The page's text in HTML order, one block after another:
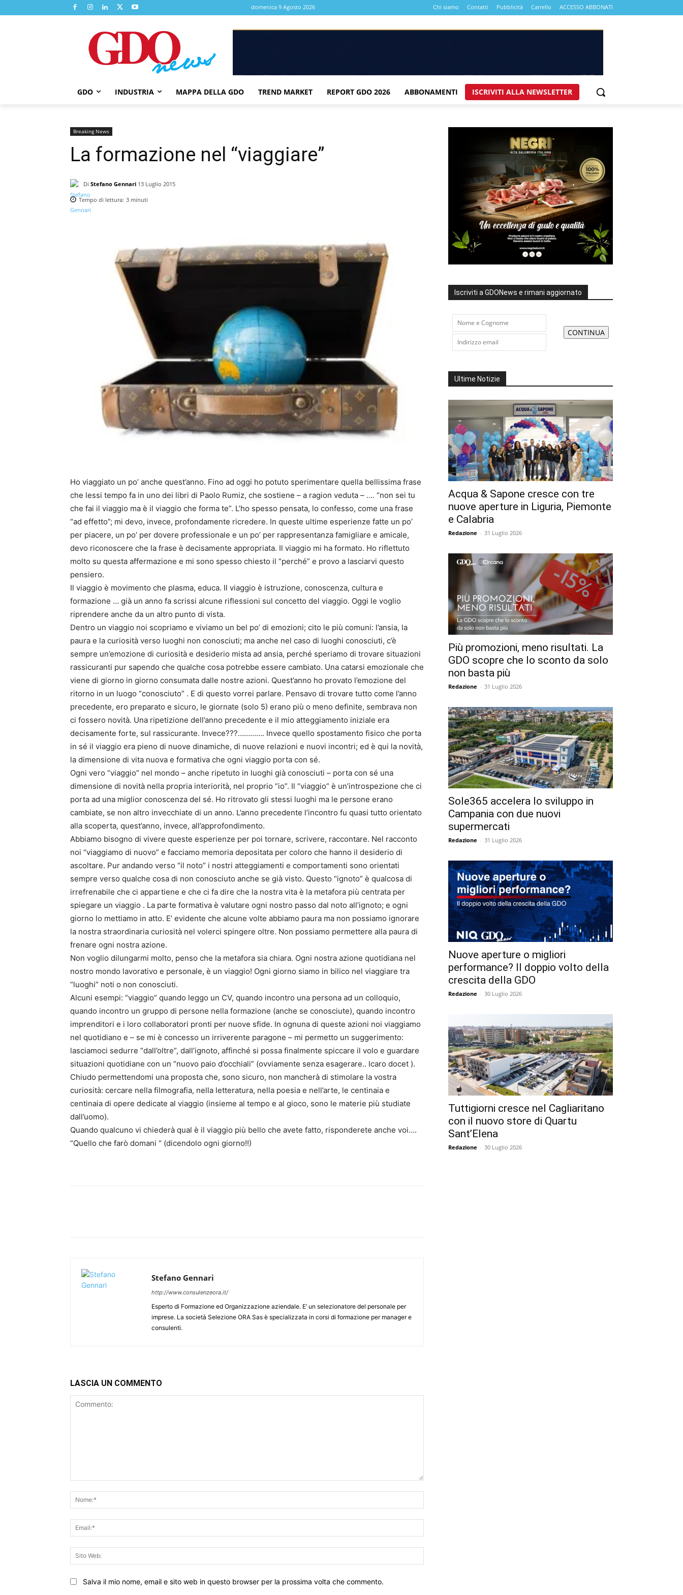
domenica 9 Agosto 2026 Chi siamo Contatti Pubblicità Carrello ACCESSO ABBONATI
GDO INDUSTRIA MAPPA DELLA GDO TREND MARKET REPORT GDO 2026 ABBONAMENTI ISCRIVITI ALLA NEWSLETTER
Breaking News
La formazione nel “viaggiare”
Di Stefano Gennari 13 Luglio 2015
Tempo di lettura: 3 minuti
Ho viaggiato un po’ anche quest’anno. Fino ad oggi ho potuto sperimentare quella bellissima frase
che lessi tempo fa in uno dei libri di Paolo Rumiz, che sostiene – a ragion veduta – …. “non sei tu
che fai il viaggio ma è il viaggio che forma te”. L’ho spesso pensata, lo confesso, come una frase
“ad effetto”; mi devo, invece, profondamente ricredere. In queste ultime esperienze fatte un po’
per piacere, un po’ per dovere professionale e un po’ per rappresentanza famigliare e amicale,
devo riconoscere che la frase è decisamente appropriata. Il viaggio mi ha formato. Ho riflettuto
molto su questa affermazione e mi sono spesso chiesto il ”perché” e provo a lasciarvi questo
pensiero.
Il viaggio è movimento che plasma, educa. Il viaggio è istruzione, conoscenza, cultura e
formazione … già un anno fa scrissi alcune riflessioni sul concetto del viaggio. Oggi le voglio
riprendere anche da un altro punto di vista.
Dentro un viaggio noi scopriamo e viviamo un bel po’ di emozioni; cito le più comuni: l’ansia, la
paura e la curiosità verso luoghi non conosciuti; ma anche nel caso di luoghi conosciuti, c’è
sempre un’emozione di curiosità e desiderio mista ad ansia, perché speriamo di trovare situazioni
rassicuranti pur sapendo che qualche cosa potrebbe essere cambiato. Una catarsi emozionale che
viene di giorno in giorno consumata dalle nostre azioni. Quest’anno ho provato l’emozione del
ritorno in un luogo “conosciuto” . E di questo vorrei parlare. Pensavo di trovare tutto come l’anno
precedente, ero preparato e sicuro, le giornate (solo 5) erano più o meno definite, sembrava non
ci fossero novità. Una ripetizione dell’anno precedente e il mio atteggiamento iniziale era
decisamente forte, sul rassicurante. Invece???…………. Invece quello spostamento fisico che porta
in sé il viaggio era pieno di nuove dinamiche, di nuove relazioni e nuovi incontri; ed è qui la novità,
la dimensione di vita nuova e formativa che ogni viaggio porta con sé.
Ogni vero “viaggio” nel mondo – anche ripetuto in luoghi già conosciuti – porta con sé una
dimensione di novità nella propria interiorità, nel proprio “io”. Il “viaggio” è un’introspezione che ci
porta ad una miglior conoscenza del sé. Ho ritrovato gli stessi luoghi ma le persone erano
cambiate, se non altro invecchiate di un anno. L’anno precedente l’incontro fu quasi tutto orientato
alla scoperta, quest’anno, invece, all’approfondimento.
Abbiamo bisogno di vivere queste esperienze per poi tornare, scrivere, raccontare. Nel racconto
noi “viaggiamo di nuovo” e facciamo memoria depositata per coloro che hanno il desiderio di
ascoltare. Pur andando verso “il noto” i nostri atteggiamenti e comportamenti sono orientati
sempre verso qualche cosa di non conosciuto anche se già visto. Questo “ignoto” è qualcosa di
irrefrenabile che ci appartiene e che ci fa dire che la nostra vita è la metafora più centrata per
spiegare un viaggio . La parte formativa è valutare ogni nostro passo dal noto all’ignoto; e ogni
giorno lo mettiamo in atto. E’ evidente che alcune volte abbiamo paura ma non possiamo ignorare
la nostra straordinaria curiosità nel volerci spingere oltre. Non possiamo permettere alla paura di
frenare ogni nostra azione.
Non voglio dilungarmi molto, penso che la metafora sia chiara. Ogni nostra azione quotidiana nel
nostro mondo lavorativo e personale, è un viaggio! Ogni giorno siamo in bilico nel viaggiare tra
“luoghi” noti o non conosciuti.
Alcuni esempi: “viaggio” quando leggo un CV, quando incontro una persona ad un colloquio,
quando incontro un gruppo di persone nella formazione (anche se conosciute), quando incontro
imprenditori e i loro collaboratori pronti per nuove sfide. In ognuna di queste azioni noi viaggiamo
nel quotidiano e – se mi è concesso un irriverente paragone – mi permetto un suggerimento:
lasciamoci sedurre “dall’oltre”, dall’ignoto, affinché si possa finalmente spiccare il volo e guardare
situazioni quotidiane con un “nuovo paio d’occhiali” (ovviamente senza esagerare.. Icaro docet ).
Chiudo permettendomi una proposta che, sono sicuro, non mancherà di stimolare la vostra
curiosità: cercare nella filmografia, nella letteratura, nella poesia e nell’arte, le centinaia e
centinaia di opere dedicate al viaggio (insieme al tempo e al gioco, sono le materie più studiate
dall’uomo).
Quando qualcuno vi chiederà qual è il viaggio più bello che avete fatto, risponderete anche voi….
“Quello che farò domani “ (dicendolo ogni giorno!!)
Stefano Gennari
http://www.consulenzeora.it/
Esperto di Formazione ed Organizzazione aziendale. E’ un selezionatore del personale per
imprese. La società Selezione ORA Sas è specializzata in corsi di formazione per manager e
consulenti.
LASCIA UN COMMENTO
Web:
Salva il mio nome, email e sito web in questo browser per la prossima volta che commento.
Iscriviti a GDONews e rimani aggiornato
Ultime Notizie
Acqua & Sapone cresce con tre
nuove aperture in Liguria, Piemonte
e Calabria
Redazione - 31 Luglio 2026
Più promozioni, meno risultati. La
GDO scopre che lo sconto da solo
non basta più
Redazione - 31 Luglio 2026
Sole365 accelera lo sviluppo in
Campania con due nuovi
supermercati
Redazione - 31 Luglio 2026
Nuove aperture o migliori
performance? Il doppio volto della
crescita della GDO
Redazione - 30 Luglio 2026
Tuttigiorni cresce nel Cagliaritano
con il nuovo store di Quartu
Sant’Elena
Redazione - 30 Luglio 2026